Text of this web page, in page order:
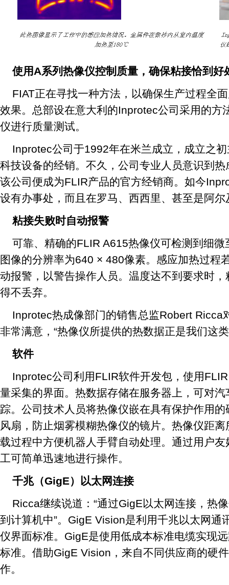
使用A系列热像仪控制质量，确保粘接恰到好
FIAT正在寻找一种方法，以确保生产过程全
效果。总部设在意大利的Inprotec公司采用的方
仪进行质量测试。
Inprotec公司于1992年在米兰成立，成立之
科技设备的经销。不久，公司专业人员意识到
该公司便成为FLIR产品的官方经销商。如今
设有办事处，而且在罗马、西西里、甚至是阿
粘接失败时自动报警
可靠、精确的FLIR A615热像仪可检测到细
图像的分辨率为640 × 480像素。感应加热过程
动报警，以警告操作人员。温度达不到要求时
得不丢弃。
Inprotec热成像部门的销售总监Robert Ricca
非常满意，“热像仪所提供的热数据正是我们这
软件
Inprotec公司利用FLIR软件开发包，使用
量采集的界面。热数据存储在服务器上，可对
踪。公司技术人员将热像仪嵌在具有保护作用
风扇，防止烟雾模糊热像仪的镜片。热像仪距
载过程中方便机器人手臂自动处理。通过用户
工可简单迅速地进行操作。
千兆（GigE）以太网连接
Ricca继续说道：“通过GigE以太网连接，热
到计算机中”。GigE Vision是利用千兆以太网通
仪界面标准。GigE是使用低成本标准电缆实现
标准。借助GigE Vision，来自不同供应商的硬
作。